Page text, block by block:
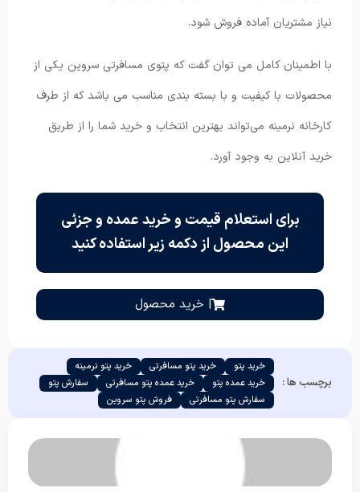
نیاز مشتریان آماده فروش شود.
با اطمینان کامل می توان گفت که پتوی مسافرتی سروین یکی از
محصولات با کیفیت و با بسته بندی مناسب می باشد که از طرف
کارخانه نرمینه می‌تواند بهترین انتخاب و خرید شما را از طریق
خرید آنلاین به وجود آورد.
برای استعلام قیمت و خرید عمده و جزئی
این محصول از دکمه زیر استفاده کنید
| خرید محصول
برچسب ها :
خرید پتو خرید پتو مسافرتی
خرید پتو نرمینه
خرید عمده پتو
خرید عمده پتو مسافرتی
سفارش پتو
سفارش پتو مسافرتی
فروش پتو سروین